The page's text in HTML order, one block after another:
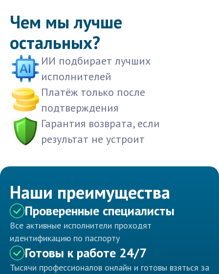
Чем мы лучше
остальных?
ИИ подбирает лучших
исполнителей
Платёж только после
подтверждения
Гарантия возврата, если
результат не устроит
Наши преимущества
Проверенные специалисты
Все активные исполнители проходят
идентификацию по паспорту
Готовы к работе 24/7
Тысячи профессионалов онлайн и готовы взяться за